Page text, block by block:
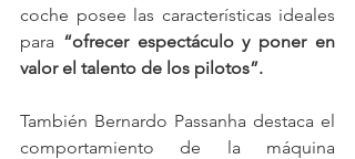
coche posee las características ideales
para “ofrecer espectáculo y poner en
valor el talento de los pilotos”.
También Bernardo Passanha destaca el
comportamiento de la máquina